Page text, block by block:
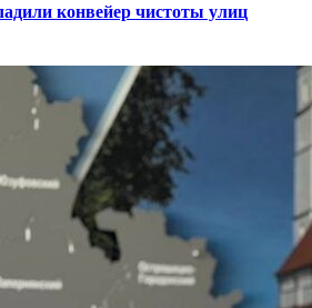
конвейер чистоты улиц